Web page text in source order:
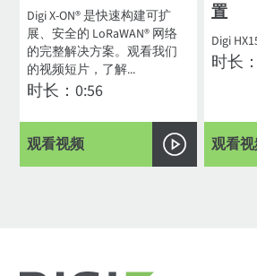
Digi X-ON® 是快速构建可扩
展、安全的 LoRaWAN® 网络
的完整解决方案。观看我们
的视频短片，了解...
时长：0:56
观看视频
置
Digi
时长
观看